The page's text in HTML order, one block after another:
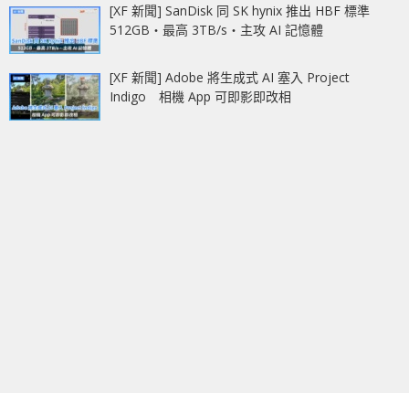
[XF 新聞] SanDisk 同 SK hynix 推出 HBF 標準
512GB‧最高 3TB/s‧主攻 AI 記憶體
[XF 新聞] Adobe 將生成式 AI 塞入 Project
Indigo 相機 App 可即影即改相